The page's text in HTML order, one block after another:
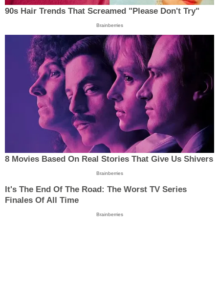
90s Hair Trends That Screamed "Please Don't Try"
Brainberries
8 Movies Based On Real Stories That Give Us Shivers
Brainberries
It's The End Of The Road: The Worst TV Series
Finales Of All Time
Brainberries